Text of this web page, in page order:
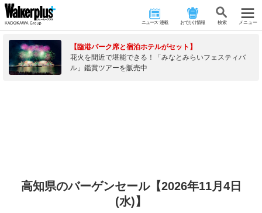
ニュース･連載 おでかけ情報 検 索 メニュー
【臨港パーク席と宿泊ホテルがセット】
花火を間近で堪能できる！「みなとみらいフェスティバ
ル」鑑賞ツアーを販売中
高知県のバーゲンセール【2026年11月4日
(水)】